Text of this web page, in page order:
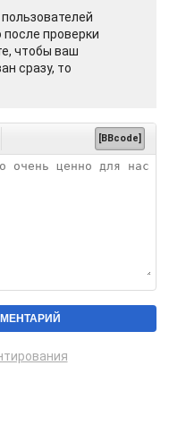
проверки
чтобы ваш
сразу, то
[BBcode]